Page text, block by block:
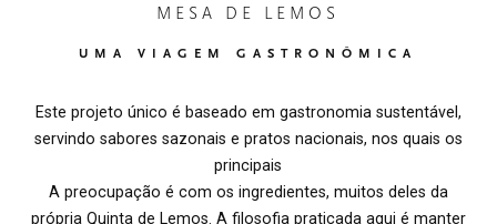
MESA DE LEMOS
UMA VIAGEM GASTRONÔMICA
Este projeto único é baseado em gastronomia sustentável,
servindo sabores sazonais e pratos nacionais, nos quais os
principais
A preocupação é com os ingredientes, muitos deles da
própria Quinta de Lemos. A filosofia praticada aqui é manter